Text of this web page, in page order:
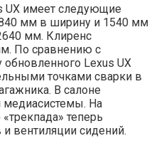
UX имеет следующие
мм в ширину и 1540 мм
мм. Клиренс
По сравнению с
Lexus UX
точками сварки в
В салоне
медиасистемы. На
теперь
и вентиляции сидений.